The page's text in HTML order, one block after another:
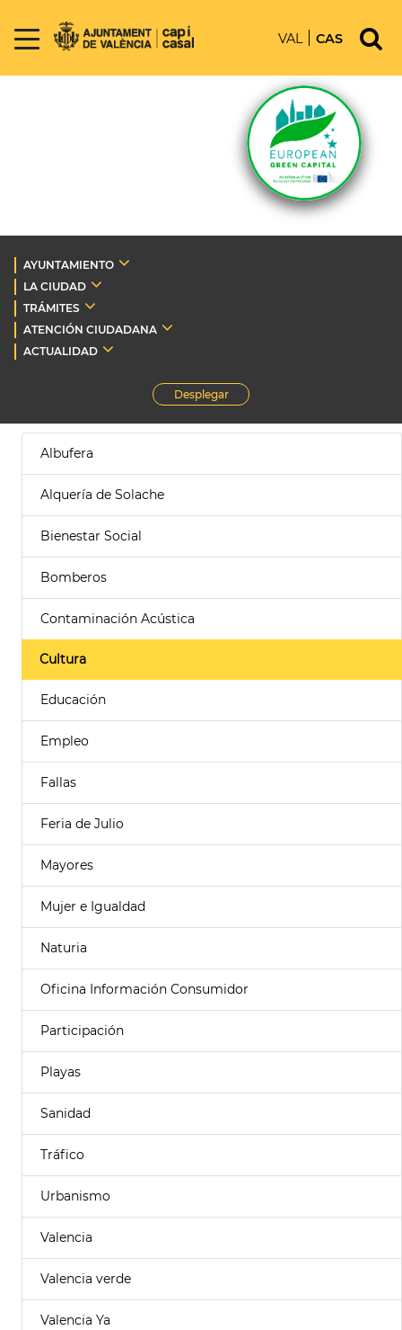
VAL CAS
AYUNTAMIENTO
LA CIUDAD
TRÁMITES
ATENCIÓN CIUDADANA
ACTUALIDAD
Desplegar
Albufera
Alquería de Solache
Bienestar Social
Bomberos
Contaminación Acústica
Cultura
Educación
Empleo
Fallas
Feria de Julio
Mayores
Mujer e Igualdad
Naturia
Oficina Información Consumidor
Participación
Playas
Sanidad
Tráfico
Urbanismo
Valencia
Valencia verde
Valencia Ya